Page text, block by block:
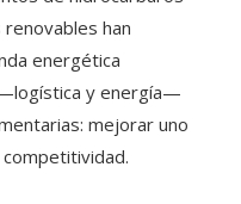
han
energética
y energía—
mejorar uno